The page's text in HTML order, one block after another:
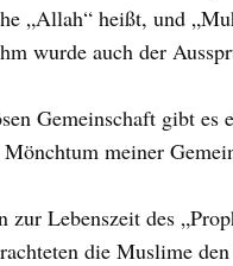
„Allah“ heißt, und
wurde auch der
Gemeinschaft gibt es
meiner
zur Lebenszeit des
die Muslime